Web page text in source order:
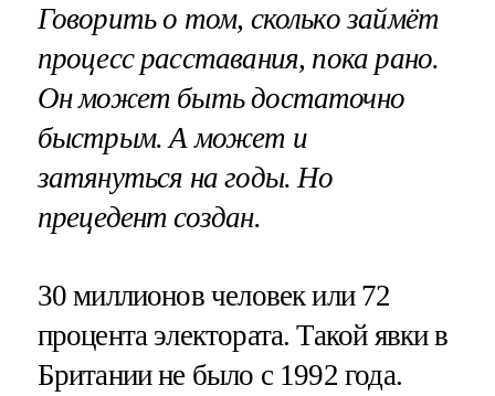
Говорить о том, сколько займёт
процесс расставания, пока рано.
Он может быть достаточно
быстрым. А может и
затянуться на годы. Но
прецедент создан.
30 миллионов человек или 72
процента электората. Такой явки в
Британии не было с 1992 года.